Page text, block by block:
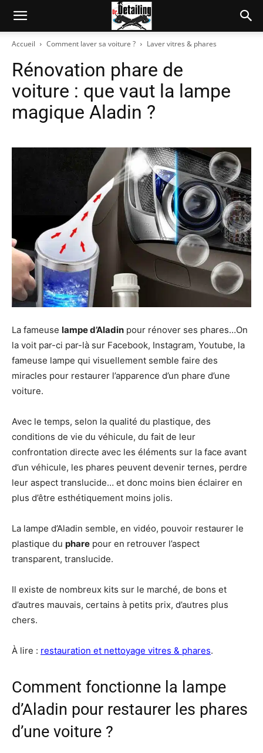
Accueil Comment laver sa voiture ? Laver vitres & phares
Rénovation phare de
voiture : que vaut la lampe
magique Aladin ?
La fameuse lampe d’Aladin pour rénover ses phares…On
la voit par-ci par-là sur Facebook, Instagram, Youtube, la
fameuse lampe qui visuellement semble faire des
miracles pour restaurer l’apparence d’un phare d’une
voiture.
Avec le temps, selon la qualité du plastique, des
conditions de vie du véhicule, du fait de leur
confrontation directe avec les éléments sur la face avant
d’un véhicule, les phares peuvent devenir ternes, perdre
leur aspect translucide… et donc moins bien éclairer en
plus d’être esthétiquement moins jolis.
La lampe d’Aladin semble, en vidéo, pouvoir restaurer le
plastique du phare pour en retrouver l’aspect
transparent, translucide.
Il existe de nombreux kits sur le marché, de bons et
d’autres mauvais, certains à petits prix, d’autres plus
chers.
À lire : restauration et nettoyage vitres & phares.
Comment fonctionne la lampe
d’Aladin pour restaurer les phares
d’une voiture ?